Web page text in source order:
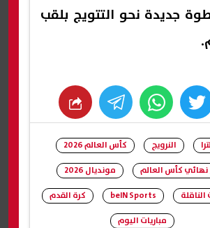
جديدة نحو التتويج بلقب
twitter
whats
النرويج
كأس العالم 2026
نهائي كأس العالم
مونديال 2026
الناقلة
beIN Sports
كرة القدم
مباريات اليوم